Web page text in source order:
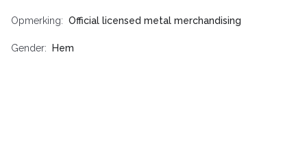
Opmerking Official licensed metal merchandising
Gender Hem